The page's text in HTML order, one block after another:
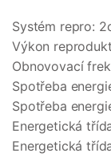
Systém repro:
Výkon
Obnovovací
Spotřeba
Spotřeba
Energetická
Energetická